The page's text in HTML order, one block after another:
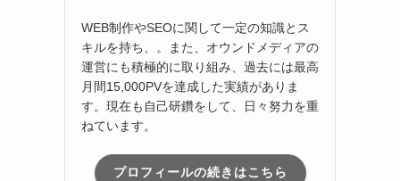
WEB制作やSEOに関して一定の知識とス
キルを持ち、。また、オウンドメディアの
運営にも積極的に取り組み、過去には最高
月間15,000PVを達成した実績がありま
す。現在も自己研鑽をして、日々努力を重
ねています。
プロフィールの続きはこちら